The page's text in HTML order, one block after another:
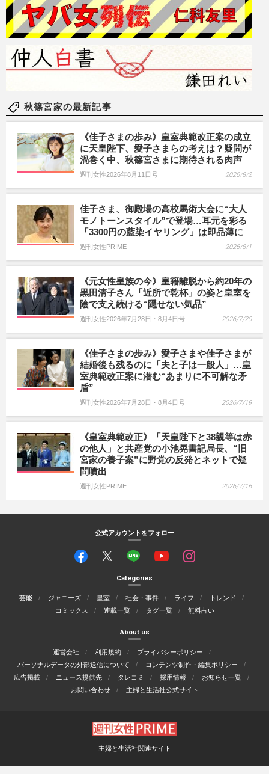
秋篠宮家の最新記事
《佳子さまの歩み》皇室典範改正案の成立
に天皇陛下、愛子さまらの考えは？疑問が
渦巻く中、秋篠宮さまに期待される肉声
週刊女性2026年8月11日号 2026/8/2
佳子さま、御殿場の高校馬術大会に“大人
モノトーンスタイル”で登場…耳元を彩る
「3300円の藍染イヤリング」は即品薄に
週刊女性PRIME 2026/8/1
《元女性皇族の今》皇籍離脱から約20年の
黒田清子さん「近所で乾杯」の姿と皇室を
陰で支え続ける“隠せない気品”
週刊女性2026年7月28日・8月4日号 2026/7/20
《佳子さまの歩み》愛子さまや佳子さまが
結婚後も残るのに「夫と子は一般人」…皇
室典範改正案に潜む“あまりに不可解な矛
盾”
週刊女性2026年7月28日・8月4日号 2026/7/19
《皇室典範改正》「天皇陛下と38親等は赤
の他人」と共産党の小池晃書記局長、“旧
宮家の養子案”に野党の反発とネットで疑
問噴出
週刊女性PRIME 2026/7/16
公式アカウントをフォロー
Categories
芸能 ジャニーズ 皇室 社会・事件 ライフ
トレンド
コミックス
連載一覧 タグ一覧 無料占い
About us
運営会社 利用規約
プライバシーポリシー
パーソナルデータの外部送信について
コンテンツ制作・編集ポリシー
広告掲載
ニュース提供先 タレコミ 採用情報
お知らせ一覧
お問い合わせ
主婦と生活社公式サイト
主婦と生活社関連サイト